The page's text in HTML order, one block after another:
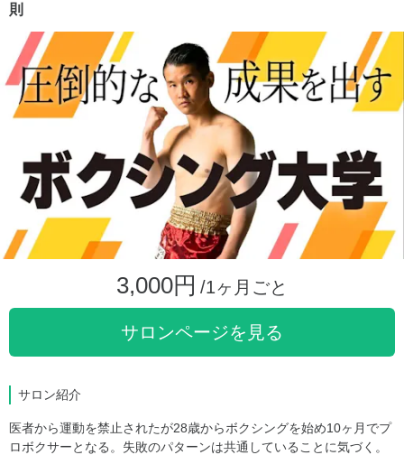
則
3,000円 /1ヶ月ごと
サロンページを見る
サロン紹介
医者から運動を禁止されたが28歳からボクシングを始め10ヶ月でプ
ロボクサーとなる。失敗のパターンは共通していることに気づく。